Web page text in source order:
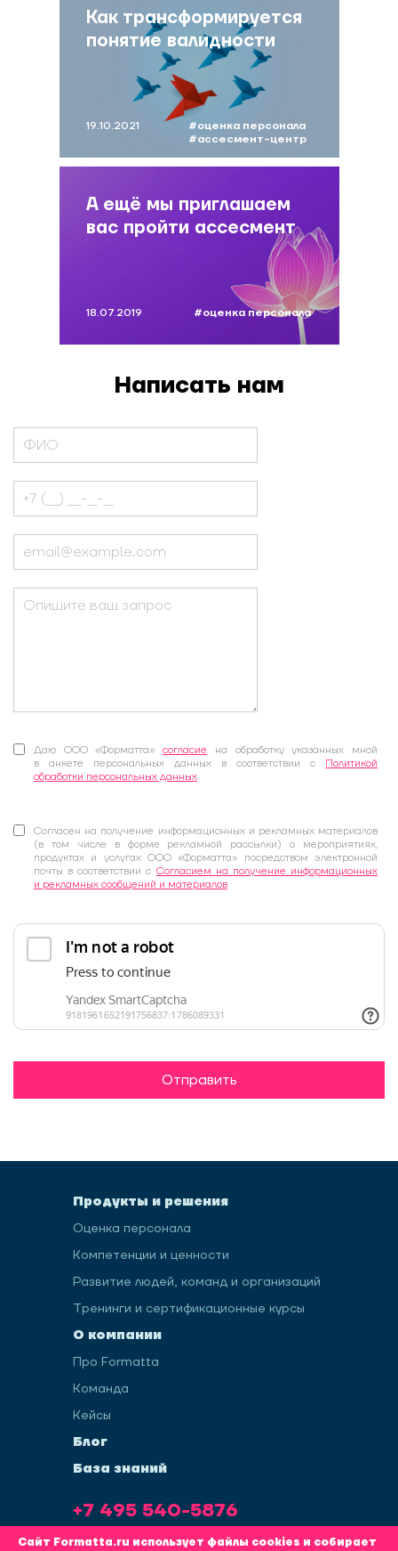
Как трансформируется
понятие валидности
19.10.2021
#оценка персонала
#ассесмент-центр
#брун
А ещё мы приглашаем
вас пройти ассесмент
18.07.2019 #оценка персонала
Написать нам
Даю ООО «Форматта»согласие на обработку указанных мной
в анкете персональных данных в соответствии с Политикой
обработки персональных данных
Согласен на получение информационных и рекламных материалов
(в том числе в форме рекламной рассылки) о мероприятиях,
продуктах и услугах ООО «Форматта» посредством электронной
почты в соответствии с Согласием на получение информационных
и рекламных сообщений и материалов
Отправить
Продукты и решения
Оценка персонала
Компетенции и ценности
Развитие людей, команд и организаций
Тренинги и сертификационные курсы
О компании
Про Formatta
Команда
Кейсы
Блог
База знаний
+7 495 540-5876
info@formatta.ru
Сайт Formatta.ru использует файлы cookies и собирает